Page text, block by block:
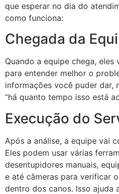
que esperar no dia do
como funciona:
Chegada da
Quando a equipe chega,
para entender melhor o
informações você puder dar,
“há quanto tempo isso está
Execução do
Após a análise, a equipe vai
Eles podem usar várias
desentupidores manuais,
e até câmeras para verificar
dentro dos canos. Isso ajuda